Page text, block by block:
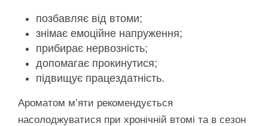
позбавляє від втоми;
знімає емоційне напруження;
прибирає нервозність;
допомагає прокинутися;
підвищує працездатність.
Ароматом м’яти рекомендується
насолоджуватися при хронічній втомі та в сезон